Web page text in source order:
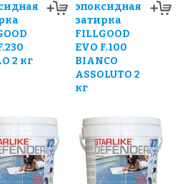
2 кг
эпоксидная
затирка
FILLGOOD
EVO F.100
BIANCO
ASSOLUTO 2
кг